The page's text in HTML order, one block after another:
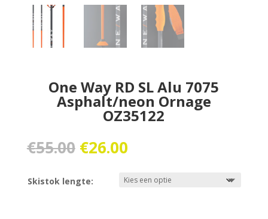
One Way RD SL Alu 7075
Asphalt/neon Ornage
OZ35122
€55.00 Oorspronkelijke
prijs
was:
€55.00.
€26.00Huidige
is:
€26.00.
Skistok lengte: